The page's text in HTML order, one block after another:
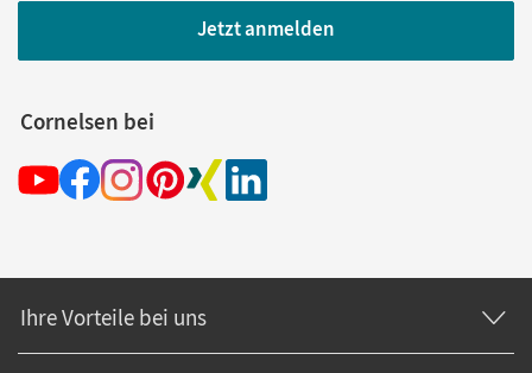
Jetzt anmelden
Cornelsen bei
Ihre Vorteile bei uns